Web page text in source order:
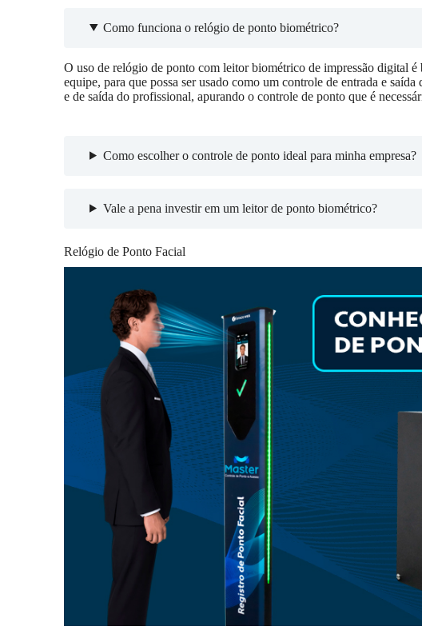
Como funciona o relógio de ponto biométrico?
O uso de relógio de ponto com leitor biométrico de impressão digital
equipe, para que possa ser usado como um controle de entrada e
e de saída do profissional, apurando o controle de ponto que é
Como escolher o controle de ponto ideal para minha empresa?
Vale a pena investir em um leitor de ponto biométrico?
Relógio de Ponto Facial